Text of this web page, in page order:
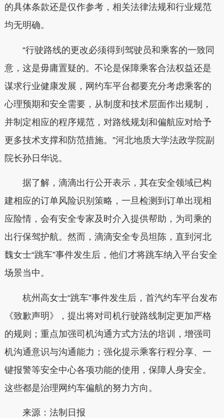
的具体条款还是仅作参考，相关法律法规和行业规范
均无明确。
“行驶路线的更改必须得到驾驶员和乘客的一致同
意，这是毋庸置疑的。不论是保障乘客合法权益还是
谋求行业健康发展，网约车平台都要充分考虑乘客的
心理预期和安全需要，从制度和技术层面作出规制，
并制定相应的程序规范，对路线规划和偏航应对给予
更多技术支撑和防范措施。”河北地质大学法政学院副
院长孙日华说。
据了解，滴滴出行公开表示，其在安全领域已构
建相应的订单风险识别策略，一旦检测到订单出现相
应险情，会有安全专家及时介入提供帮助，为司乘的
出行保驾护航。然而，滴滴安全专员坦陈，直到河北
魏女士“跳车”事件发生后，他们才将跳车纳入平台安全
场景当中。
杭州高女士“跳车”事件发生后，首汽约车平台发布
《致歉声明》，提出将对司机行驶路线制定更加严格
的规则；重点加强司机沟通方式方法的培训，增强司
机沟通意识与沟通能力；强化提示乘客行程分享、一
键报警等安全中心各项功能的使用，保障人身安全。
这些都是治理网约车偏航的努力方向。
来源：法制日报